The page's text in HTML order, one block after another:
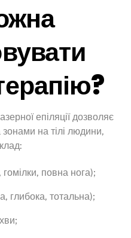
епіляції дозволяє
на тілі людини,
гомілки, повна нога);
глибока, тотальна);